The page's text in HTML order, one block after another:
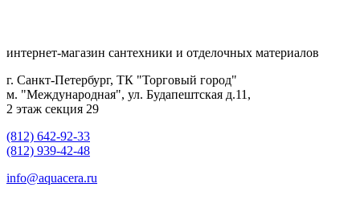
интернет-магазин сантехники и отделочных материалов
г. Санкт-Петербург, ТК "Торговый город"
м. "Международная", ул. Будапештская д.11,
2 этаж секция 29
(812) 642-92-33
(812) 939-42-48
info@aquacera.ru